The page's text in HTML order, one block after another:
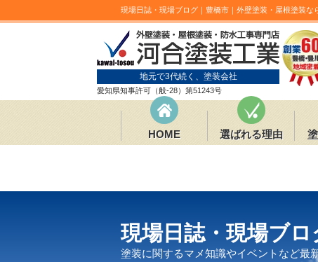
現場日誌・現場ブログ｜豊橋市｜外壁塗装・屋根塗装な
地元で3代続く、塗装会社
愛知県知事許可（般-28）第51243号
HOME 選ばれる理由
現場日誌・現場ブロ
塗装に関するマメ知識やイベントなど最